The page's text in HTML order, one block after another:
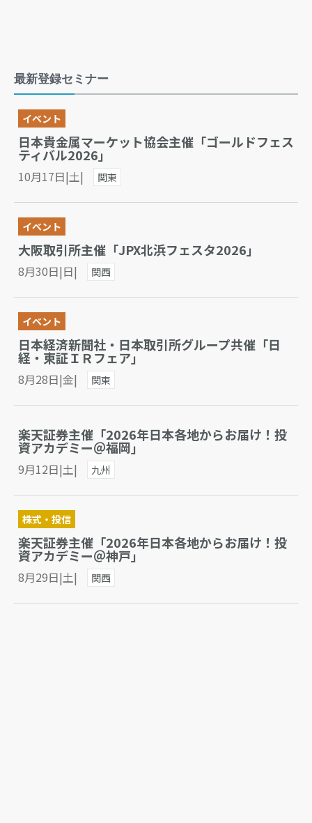
最新登録セミナー
イベント
日本貴金属マーケット協会主催「ゴールドフェス
ティバル2026」
10月17日|土| 関東
イベント
大阪取引所主催「JPX北浜フェスタ2026」
8月30日|日| 関西
イベント
日本経済新聞社・日本取引所グループ共催「日
経・東証ＩＲフェア」
8月28日|金| 関東
楽天証券主催「2026年日本各地からお届け！投
資アカデミー＠福岡」
9月12日|土| 九州
株式・投信
楽天証券主催「2026年日本各地からお届け！投
資アカデミー＠神戸」
8月29日|土| 関西